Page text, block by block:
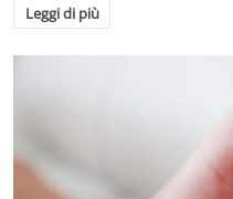
Leggi di più